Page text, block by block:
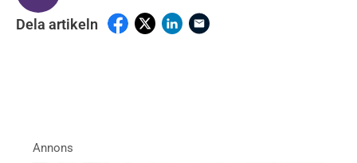
Dela artikeln